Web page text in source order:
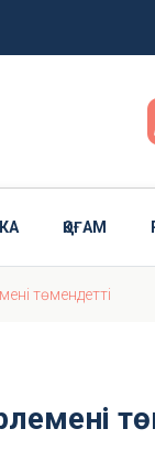
ҚОҒАМ
төмендетті